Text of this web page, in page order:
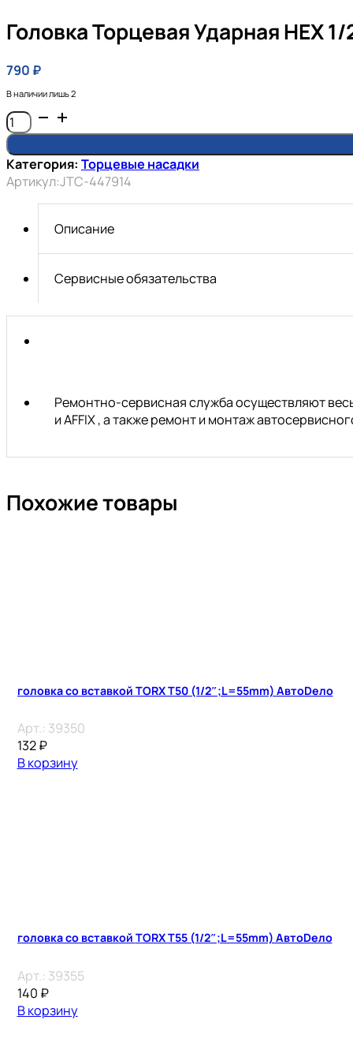
Головка Торцевая Ударная HEX
790 ₽
В наличии лишь 2
Количество
товара
Головка
торцевая
ударная
длина
Категория: Торцевые насадки
Артикул:JTC-447914
Описание
Сервисные обязательства
Ремонтно-сервисная служба осуществляют
и AFFIX , а также ремонт и монтаж
Похожие товары
головка со вставкой TORX T50 (1/2″;L=55mm) АвтоDело
Арт.: 39350
132₽
В корзину
головка со вставкой TORX T55 (1/2″;L=55mm) АвтоDело
Арт.: 39355
140 ₽
В корзину